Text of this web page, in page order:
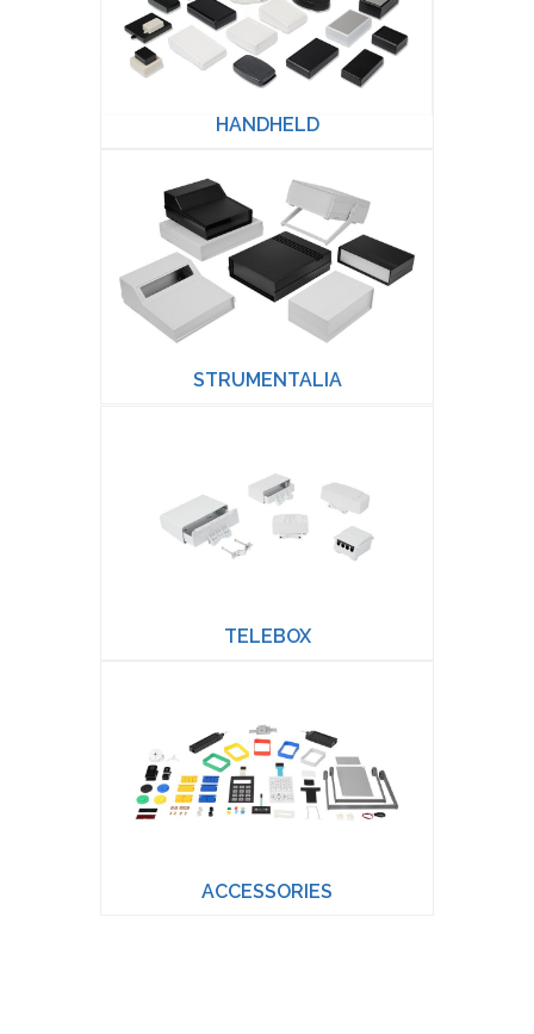
HANDHELD
STRUMENTALIA
TELEBOX
ACCESSORIES